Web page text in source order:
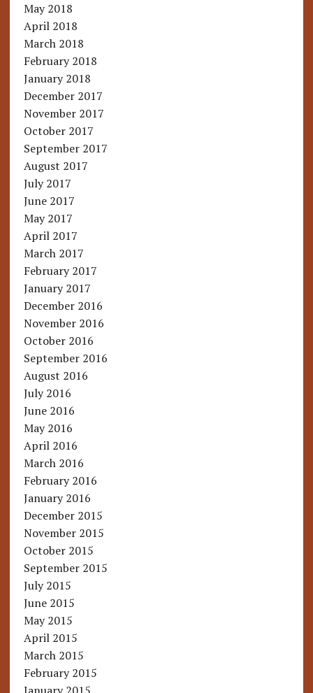
May 2018
April 2018
March 2018
February 2018
January 2018
December 2017
November 2017
October 2017
September 2017
August 2017
July 2017
June 2017
May 2017
April 2017
March 2017
February 2017
January 2017
December 2016
November 2016
October 2016
September 2016
August 2016
July 2016
June 2016
May 2016
April 2016
March 2016
February 2016
January 2016
December 2015
November 2015
October 2015
September 2015
July 2015
June 2015
May 2015
April 2015
March 2015
February 2015